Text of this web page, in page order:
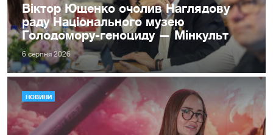
Віктор Ющенко очолив Наглядову
раду Національного музею
Голодомору-геноциду — Мінкульт
6 серпня 2026
НОВИНИ